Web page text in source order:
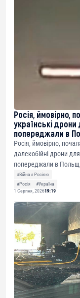
Росія, ймовірно,
українські
попереджали в
Росія, ймовірно,
далекобійні дрони
попереджали в
#Війна з Росією
#Росія
#Україна
1 Серпня, 202619:19